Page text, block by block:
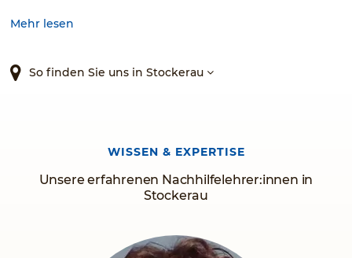
Nachhilfelehrerinnen und Nachhilfelehrern.
Ferien- und Prüfungsvorbereitungskurse, Matura-
Crashkurse, als auch eine Nachhilfe speziell für Lehrlinge.
Mehr lesen
So finden Sie uns in Stockerau
Unsere erfahrenen Nachhilfelehrer:innen in
Stockerau
WISSEN & EXPERTISE